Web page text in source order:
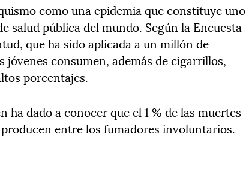
como una epidemia que constituye uno
salud pública del mundo. Según la Encuesta
que ha sido aplicada a un millón de
jóvenes consumen, además de cigarrillos,
porcentajes.
ha dado a conocer que el 1 % de las muertes
entre los fumadores involuntarios.